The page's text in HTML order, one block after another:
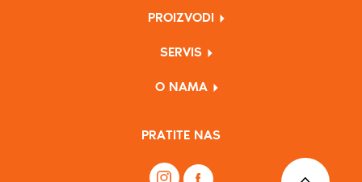
PROIZVODI
SERVIS
O NAMA
PRATITE NAS